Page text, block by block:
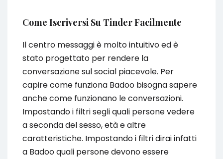
Come Iscriversi Su Tinder Facilmente
Il centro messaggi è molto intuitivo ed è
stato progettato per rendere la
conversazione sul social piacevole. Per
capire come funziona Badoo bisogna sapere
anche come funzionano le conversazioni.
Impostando i filtri segli quali persone vedere
a seconda del sesso, età e altre
caratteristiche. Impostando i filtri dirai infatti
a Badoo quali persone devono essere